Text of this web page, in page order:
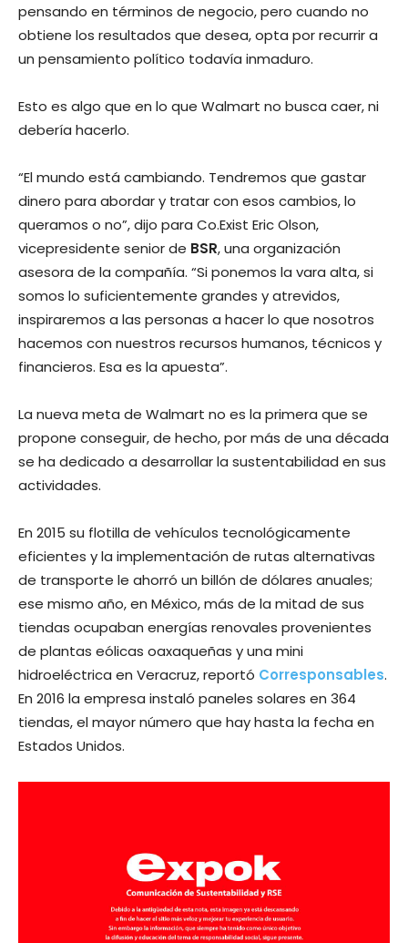
pensando en términos de negocio, pero cuando no
obtiene los resultados que desea, opta por recurrir a
un pensamiento político todavía inmaduro.
Esto es algo que en lo que Walmart no busca caer, ni
debería hacerlo.
“El mundo está cambiando. Tendremos que gastar
dinero para abordar y tratar con esos cambios, lo
queramos o no”, dijo para Co.Exist Eric Olson,
vicepresidente senior de BSR, una organización
asesora de la compañía. “Si ponemos la vara alta, si
somos lo suficientemente grandes y atrevidos,
inspiraremos a las personas a hacer lo que nosotros
hacemos con nuestros recursos humanos, técnicos y
financieros. Esa es la apuesta”.
La nueva meta de Walmart no es la primera que se
propone conseguir, de hecho, por más de una década
se ha dedicado a desarrollar la sustentabilidad en sus
actividades.
En 2015 su flotilla de vehículos tecnológicamente
eficientes y la implementación de rutas alternativas
de transporte le ahorró un billón de dólares anuales;
ese mismo año, en México, más de la mitad de sus
tiendas ocupaban energías renovales provenientes
de plantas eólicas oaxaqueñas y una mini
hidroeléctrica en Veracruz, reportó Corresponsables.
En 2016 la empresa instaló paneles solares en 364
tiendas, el mayor número que hay hasta la fecha en
Estados Unidos.